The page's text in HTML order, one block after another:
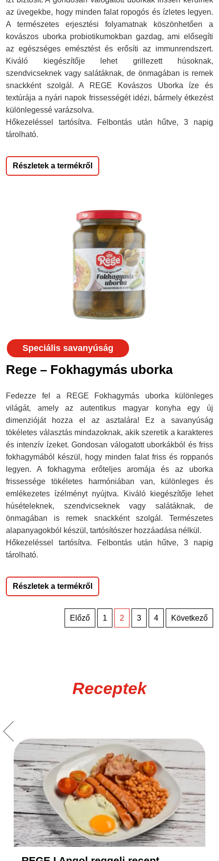
az üvegekbe, hogy minden falat ropogós és ízletes legyen.
A természetes erjesztési folyamatnak köszönhetően a
kovászos uborka probiotikumokban gazdag, ami elősegíti
az egészséges emésztést és erősíti az immunrendszert.
Kiváló kiegészítője lehet grillezett húsoknak,
szendvicseknek vagy salátáknak, de önmagában is remek
snackként szolgál. A REGE Kovászos Uborka íze és
textúrája a nyári napok frissességét idézi, bármely étkezést
különlegessé varázsolva.
Hőkezeléssel tartósítva. Felbontás után hűtve, 3 napig
tárolható.
Részletek a termékről
Speciális savanyúság
Rege – Fokhagymás uborka
Fedezze fel a REGE Fokhagymás uborka különleges
világát, amely az autentikus magyar konyha egy új
dimenzióját hozza el az asztalára! Ez a savanyúság
tökéletes választás mindazoknak, akik szeretik a karakteres
és intenzív ízeket. Gondosan válogatott uborkákból és friss
fokhagymából készül, hogy minden falat friss és roppanós
legyen. A fokhagyma erőteljes aromája és az uborka
frissessége tökéletes harmóniában van, különleges és
emlékezetes ízélményt nyújtva. Kiváló kiegészítője lehet
húsételeknek, szendvicseknek vagy salátáknak, de
önmagában is remek snackként szolgál. Természetes
alapanyagokból készül, tartósítószer hozzáadása nélkül.
Hőkezeléssel tartósítva. Felbontás után hűtve, 3 napig
tárolható.
Részletek a termékről
BejegyzésekElőző 1 2 3 4 Következő
Receptek